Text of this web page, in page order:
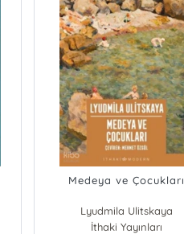
Medeya ve Çocukları
Lyudmila Ulitskaya
İthaki Yayınları